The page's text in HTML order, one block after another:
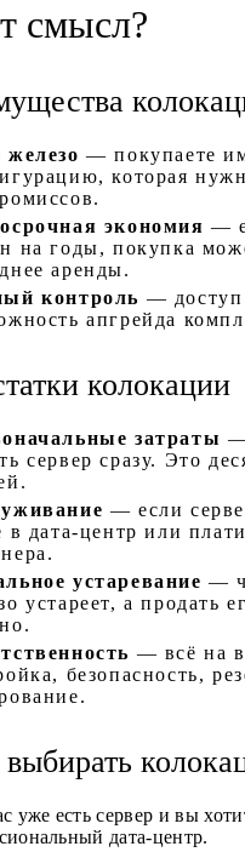
смысл?
железо — покупаете
которая
экономия —
на годы, покупка
аренды.
контроль — доступ
апгрейда
колокации
затраты
сервер сразу. Это
— если
в дата-центр или
устаревание —
устареет, а продать
— всё на
безопасность,
выбирать
уже есть сервер и вы
дата-центр.